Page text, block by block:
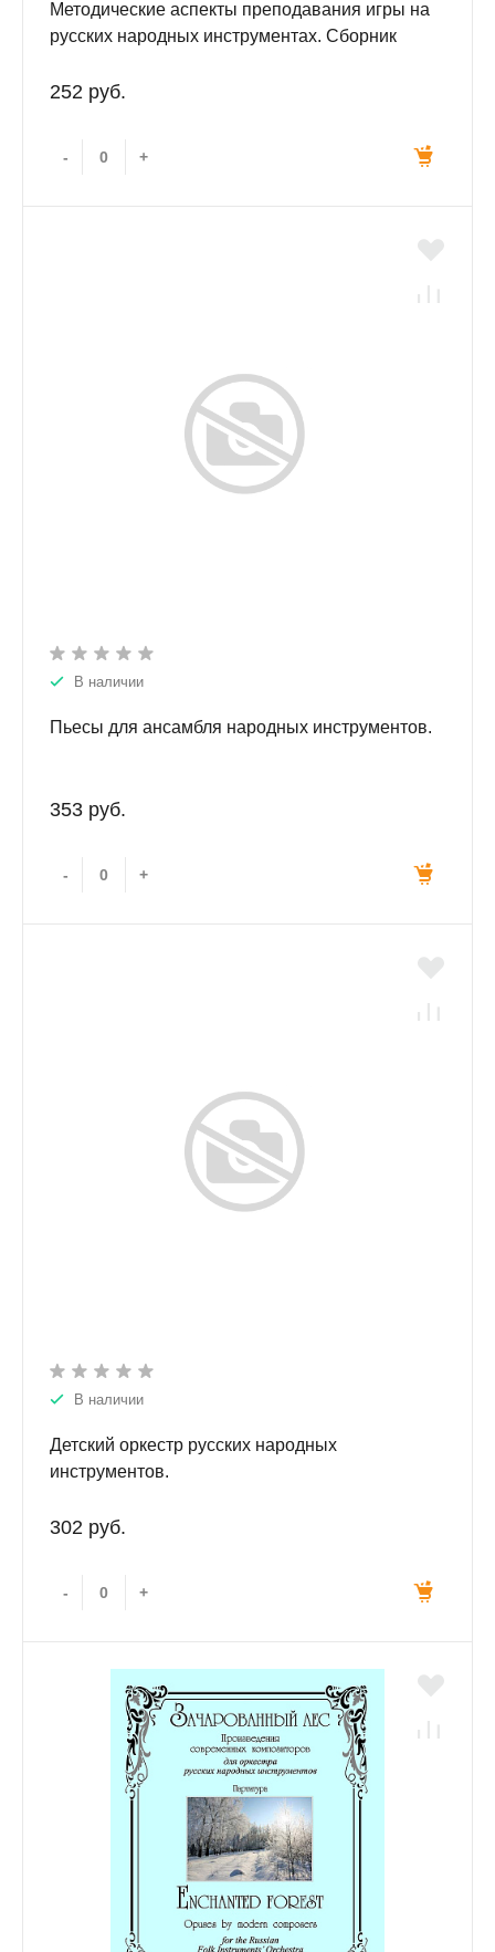
Методические аспекты преподавания игры на
русских народных инструментах. Сборник
252 руб.
- +
В наличии
Пьесы для ансамбля народных инструментов.
353 руб.
- +
В наличии
Детский оркестр русских народных
инструментов.
302 руб.
- +